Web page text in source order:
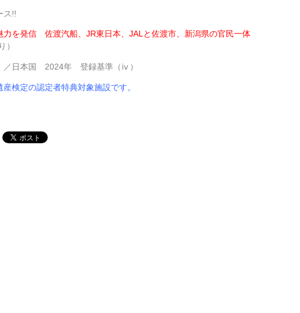
ス!!
力を発信 佐渡汽船、JR東日本、JALと佐渡市、新潟県の官民一体
）
／日本国 2024年 登録基準（ⅳ）
産検定の認定者特典対象施設です。